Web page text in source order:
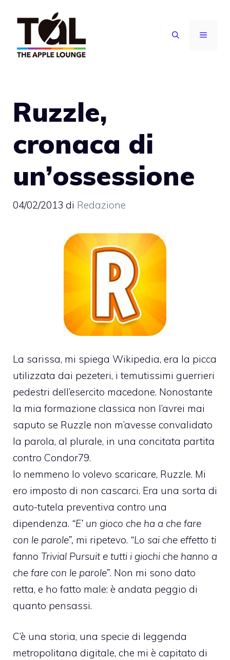
contenuto
MENU
Ruzzle,
cronaca di
un’ossessione
04/02/2013 di Redazione
La sarissa, mi spiega Wikipedia, era la picca
utilizzata dai pezeteri, i temutissimi guerrieri
pedestri dell’esercito macedone. Nonostante
la mia formazione classica non l’avrei mai
saputo se Ruzzle non m’avesse convalidato
la parola, al plurale, in una concitata partita
contro Condor79.
Io nemmeno lo volevo scaricare, Ruzzle. Mi
ero imposto di non cascarci. Era una sorta di
auto-tutela preventiva contro una
dipendenza. “E’ un gioco che ha a che fare
con le parole”, mi ripetevo. “Lo sai che effetto ti
fanno Trivial Pursuit e tutti i giochi che hanno a
che fare con le parole”. Non mi sono dato
retta, e ho fatto male: è andata peggio di
quanto pensassi.
C’è una storia, una specie di leggenda
metropolitana digitale, che mi è capitato di